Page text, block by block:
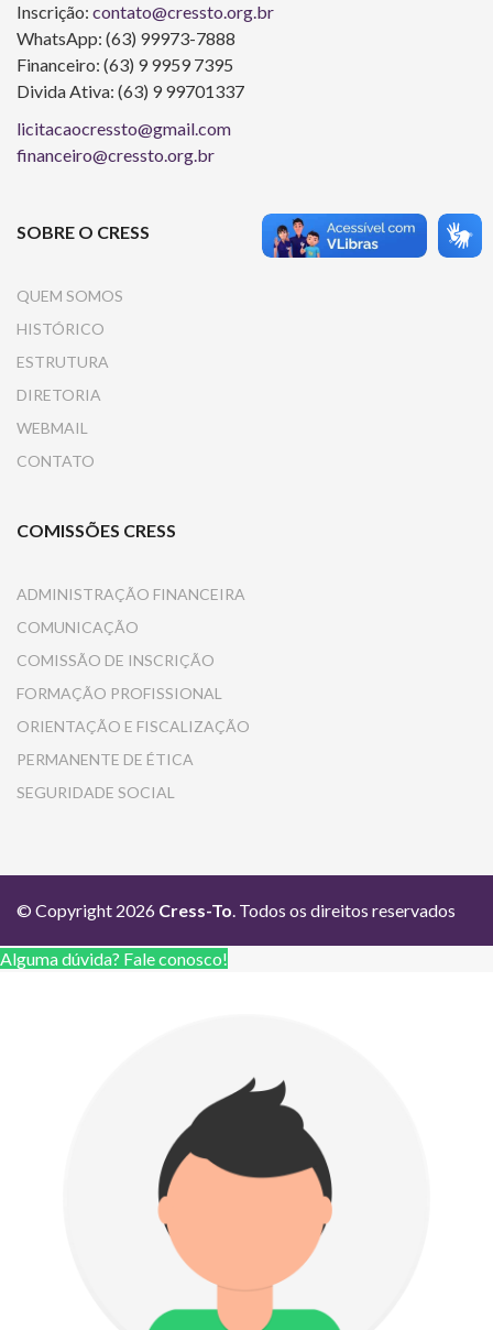
Inscrição: contato@cressto.org.br
WhatsApp: (63) 99973-7888
Financeiro: (63) 9 9959 7395
Divida Ativa: (63) 9 99701337
licitacaocressto@gmail.com
financeiro@cressto.org.br
SOBRE O CRESS
QUEM SOMOS
HISTÓRICO
ESTRUTURA
DIRETORIA
WEBMAIL
CONTATO
COMISSÕES CRESS
ADMINISTRAÇÃO FINANCEIRA
COMUNICAÇÃO
COMISSÃO DE INSCRIÇÃO
FORMAÇÃO PROFISSIONAL
ORIENTAÇÃO E FISCALIZAÇÃO
PERMANENTE DE ÉTICA
SEGURIDADE SOCIAL
© Copyright 2026 Cress-To. Todos os direitos reservados
Alguma dúvida? Fale conosco!